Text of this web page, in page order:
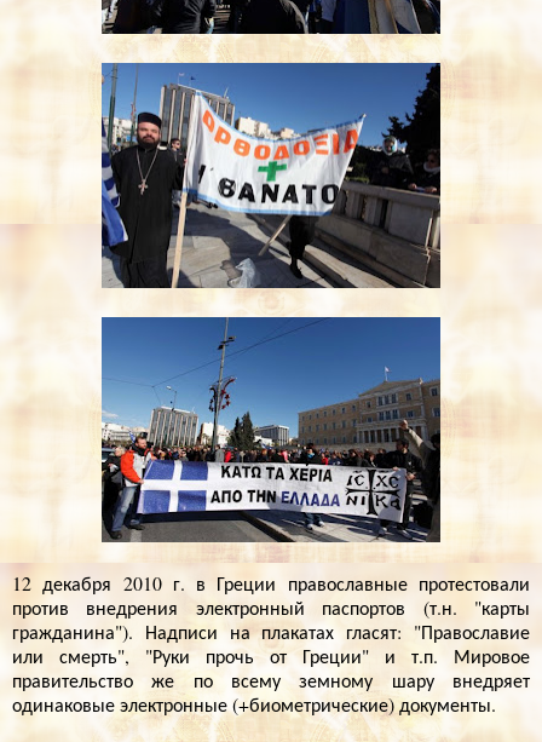
12 декабря 2010 г. в Греции православные протестовали
против внедрения электронный паспортов (т.н. "карты
гражданина"). Надписи на плакатах гласят: "Православие
или смерть", "Руки прочь от Греции" и т.п. Мировое
правительство же по всему земному шару внедряет
одинаковые электронные (+биометрические) документы.